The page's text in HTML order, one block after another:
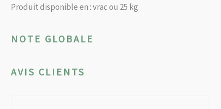
Produit disponible en : vrac ou 25 kg
NOTE GLOBALE
AVIS CLIENTS